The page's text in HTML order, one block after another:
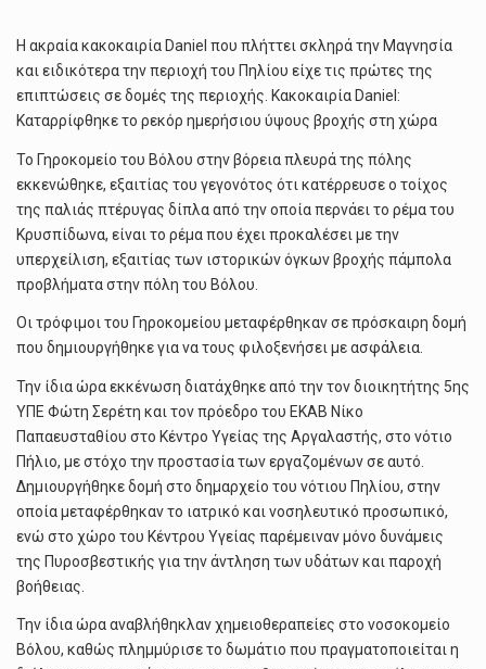
Η ακραία κακοκαιρία Daniel που πλήττει σκληρά την Μαγνησία
και ειδικότερα την περιοχή του Πηλίου είχε τις πρώτες της
επιπτώσεις σε δομές της περιοχής. Κακοκαιρία Daniel:
Καταρρίφθηκε το ρεκόρ ημερήσιου ύψους βροχής στη χώρα
Το Γηροκομείο του Βόλου στην βόρεια πλευρά της πόλης
εκκενώθηκε, εξαιτίας του γεγονότος ότι κατέρρευσε ο τοίχος
της παλιάς πτέρυγας δίπλα από την οποία περνάει το ρέμα του
Κρυσπίδωνα, είναι το ρέμα που έχει προκαλέσει με την
υπερχείλιση, εξαιτίας των ιστορικών όγκων βροχής πάμπολα
προβλήματα στην πόλη του Βόλου.
Οι τρόφιμοι του Γηροκομείου μεταφέρθηκαν σε πρόσκαιρη δομή
που δημιουργήθηκε για να τους φιλοξενήσει με ασφάλεια.
Την ίδια ώρα εκκένωση διατάχθηκε από την τον διοικητήτης 5ης
ΥΠΕ Φώτη Σερέτη και τον πρόεδρο του ΕΚΑΒ Νίκο
Παπαευσταθίου στο Κέντρο Υγείας της Αργαλαστής, στο νότιο
Πήλιο, με στόχο την προστασία των εργαζομένων σε αυτό.
Δημιουργήθηκε δομή στο δημαρχείο του νότιου Πηλίου, στην
οποία μεταφέρθηκαν το ιατρικό και νοσηλευτικό προσωπικό,
ενώ στο χώρο του Κέντρου Υγείας παρέμειναν μόνο δυνάμεις
της Πυροσβεστικής για την άντληση των υδάτων και παροχή
βοήθειας.
Την ίδια ώρα αναβλήθηκλαν χημειοθεραπείες στο νοσοκομείο
Βόλου, καθώς πλημμύρισε το δωμάτιο που πραγματοποιείται η